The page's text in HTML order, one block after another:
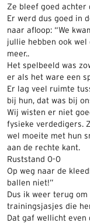
Ze bleef goed achter
Er werd dus goed in
naar afloop: “We
jullie hebben ook wel
meer..
Het spelbeeld was
er als het ware een
Er lag veel ruimte
bij hun, dat was bij
Wij wisten er niet
fysieke verdedigers.
wel moeite met hun
aan de rechte kant.
Ruststand 0-0
Op weg naar de
ballen niet!”
Dus ik weer terug
trainingsjasjes die
Dat gaf wellicht even